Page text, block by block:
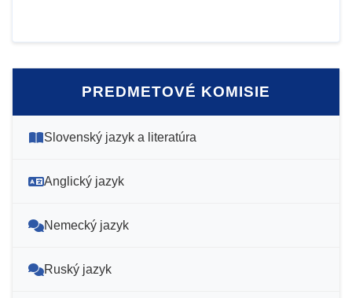
PREDMETOVÉ KOMISIE
Slovenský jazyk a literatúra
Anglický jazyk
Nemecký jazyk
Ruský jazyk